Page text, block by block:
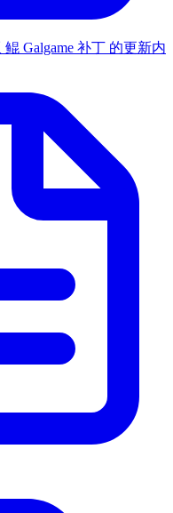
Galgame 补丁 的更新内